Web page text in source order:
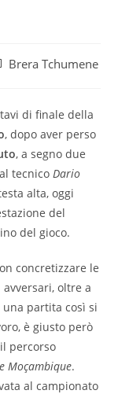
Brera Tchumene
di finale della
, dopo aver perso
, a segno due
tecnico Dario
alta, oggi
del
del gioco.
concretizzare le
oltre a
partita così si
è giusto però
percorso
Moçambique.
al campionato